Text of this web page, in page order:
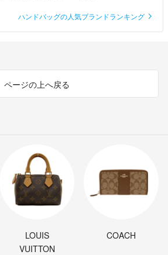
ハンドバッグの人気ブランドランキング
ページの上へ戻る
LOUIS
VUITTON
COACH